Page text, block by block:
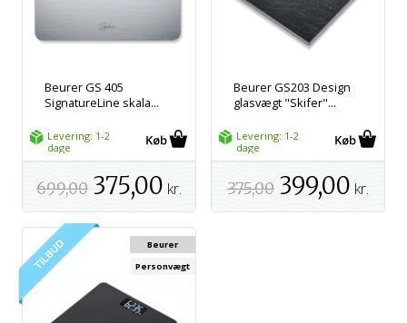
Beurer GS 405
SignatureLine skala...
Levering: 1-2
dage
699,00 375,00 kr.
Beurer GS203 Design
glasvægt "Skifer"...
Levering: 1-2
dage
375,00 399,00 kr.
Beurer
Personvægt